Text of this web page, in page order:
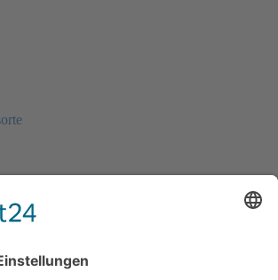
Newsletter erhalten?